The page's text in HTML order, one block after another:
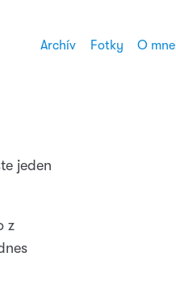
Archív Fotky O mne
jeden
z